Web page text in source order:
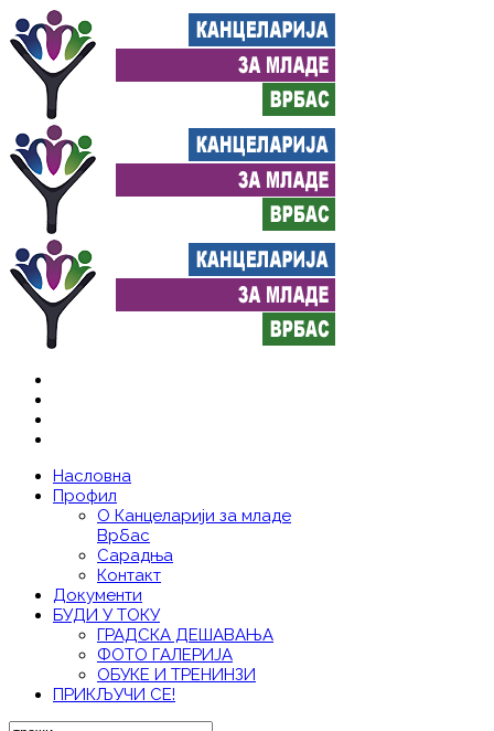
Насловна
Профил
О Канцеларији за младе
Врбас
Сарадња
Контакт
Документи
БУДИ У ТОКУ
ГРАДСКА ДЕШАВАЊА
ФОТО ГАЛЕРИЈА
ОБУКЕ И ТРЕНИНЗИ
ПРИКЉУЧИ СЕ!